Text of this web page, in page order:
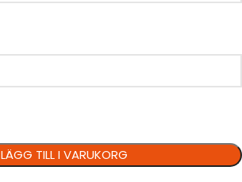
LÄGG TILL I VARUKORG